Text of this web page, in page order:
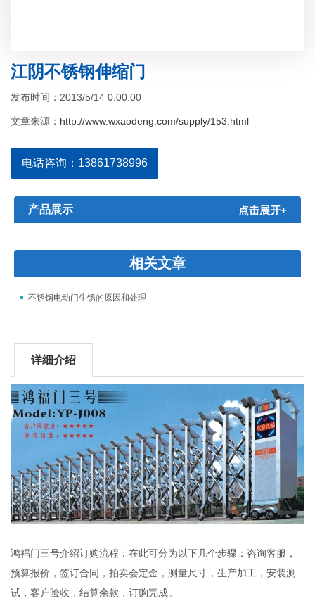
江阴不锈钢伸缩门
发布时间：2013/5/14 0:00:00
文章来源： http://www.wxaodeng.com/supply/153.html
电话咨询：13861738996
产品展示 点击展开+
相关文章
不锈钢电动门生锈的原因和处理
详细介绍
鸿福门三号介绍订购流程：在此可分为以下几个步骤：咨询客服，
预算报价，签订合同，拍卖会定金，测量尺寸，生产加工，安装测
试，客户验收，结算余款，订购完成。